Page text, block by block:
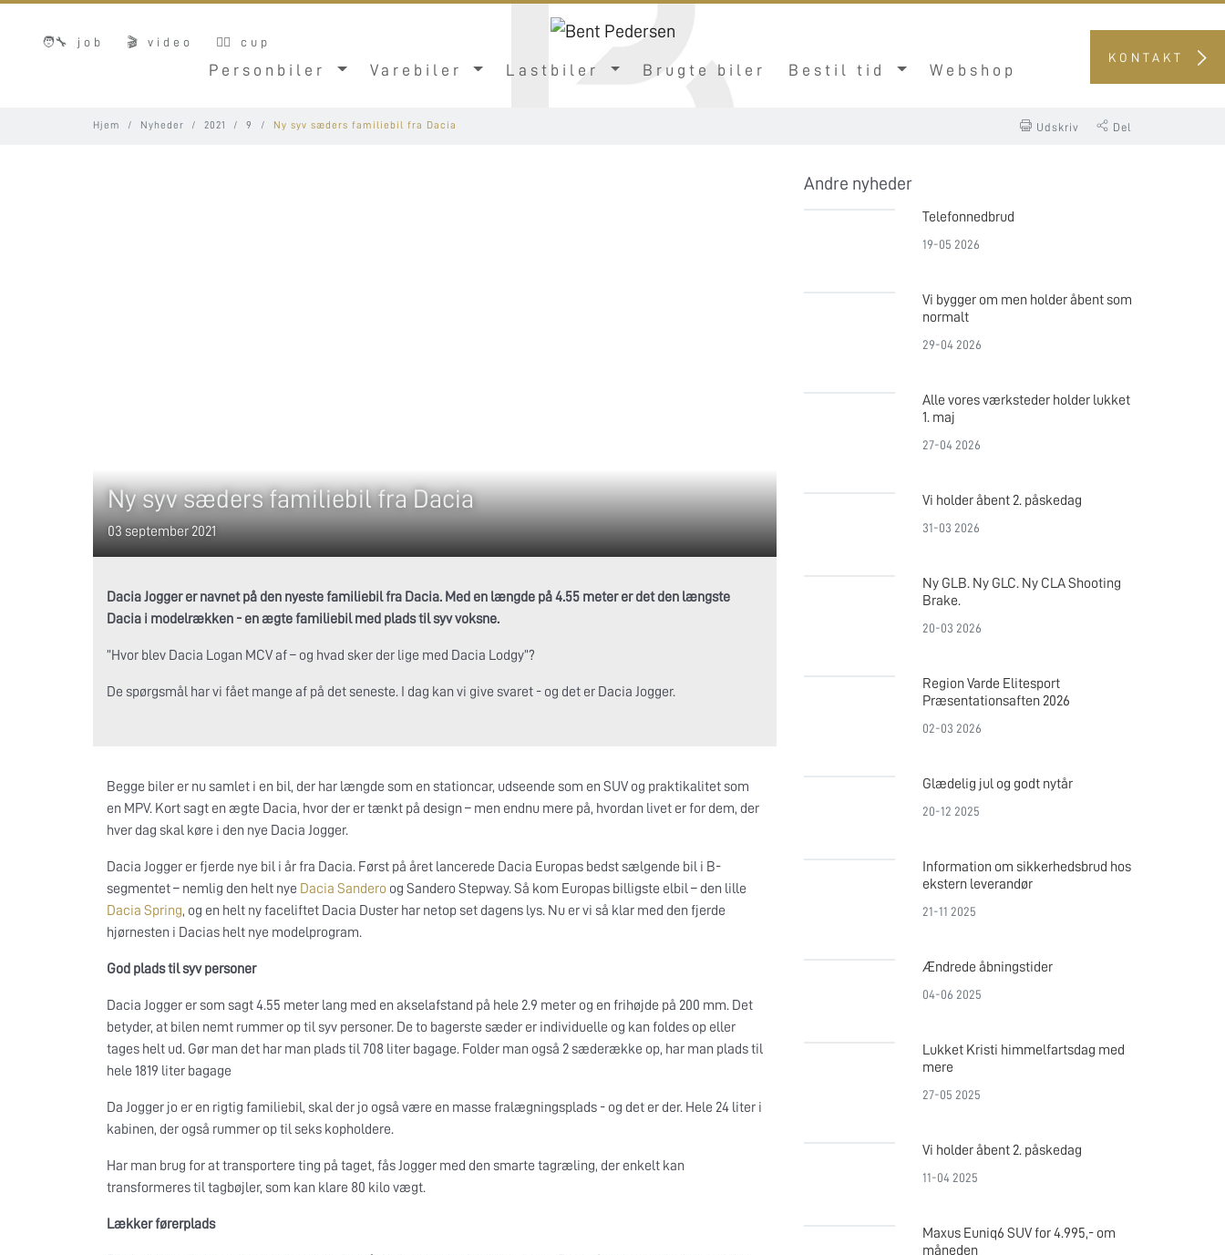
🧑‍🔧 job 🎬 video
🚴‍♂️ cup
KONTAKT
Personbiler Varebiler Lastbiler Brugte biler Bestil tid Webshop
Hjem Nyheder 2021 9 Ny syv sæders familiebil fra Dacia Udskriv Del
Ny syv sæders familiebil fra Dacia
03 september 2021
Dacia Jogger er navnet på den nyeste familiebil fra Dacia. Med en længde på 4.55 meter er det den længste
Dacia i modelrækken - en ægte familiebil med plads til syv voksne.
”Hvor blev Dacia Logan MCV af – og hvad sker der lige med Dacia Lodgy”?
De spørgsmål har vi fået mange af på det seneste. I dag kan vi give svaret - og det er Dacia Jogger.
Begge biler er nu samlet i en bil, der har længde som en stationcar, udseende som en SUV og praktikalitet som
en MPV. Kort sagt en ægte Dacia, hvor der er tænkt på design – men endnu mere på, hvordan livet er for dem, der
hver dag skal køre i den nye Dacia Jogger.
Dacia Jogger er fjerde nye bil i år fra Dacia. Først på året lancerede Dacia Europas bedst sælgende bil i B-
segmentet – nemlig den helt nye Dacia Sandero og Sandero Stepway. Så kom Europas billigste elbil – den lille
Dacia Spring, og en helt ny faceliftet Dacia Duster har netop set dagens lys. Nu er vi så klar med den fjerde
hjørnesten i Dacias helt nye modelprogram.
God plads til syv personer
Dacia Jogger er som sagt 4.55 meter lang med en akselafstand på hele 2.9 meter og en frihøjde på 200 mm. Det
betyder, at bilen nemt rummer op til syv personer. De to bagerste sæder er individuelle og kan foldes op eller
tages helt ud. Gør man det har man plads til 708 liter bagage. Folder man også 2 sæderække op, har man plads til
hele 1819 liter bagage
Da Jogger jo er en rigtig familiebil, skal der jo også være en masse fralægningsplads - og det er der. Hele 24 liter i
kabinen, der også rummer op til seks kopholdere.
Har man brug for at transportere ting på taget, fås Jogger med den smarte tagræling, der enkelt kan
transformeres til tagbøjler, som kan klare 80 kilo vægt.
Lækker førerplads
Andre nyheder
Telefonnedbrud
19-05 2026
Vi bygger om men holder åbent som
normalt
29-04 2026
Alle vores værksteder holder lukket
1. maj
27-04 2026
Vi holder åbent 2. påskedag
31-03 2026
Ny GLB. Ny GLC. Ny CLA Shooting
Brake.
20-03 2026
Region Varde Elitesport
Præsentationsaften 2026
02-03 2026
Glædelig jul og godt nytår
20-12 2025
Information om sikkerhedsbrud hos
ekstern leverandør
21-11 2025
Ændrede åbningstider
04-06 2025
Lukket Kristi himmelfartsdag med
mere
27-05 2025
Vi holder åbent 2. påskedag
11-04 2025
Maxus Euniq6 SUV for 4.995,- om
måneden